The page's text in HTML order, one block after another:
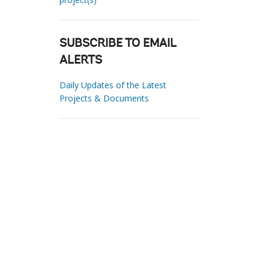
SUBSCRIBE TO EMAIL
ALERTS
Daily Updates of the Latest
Projects & Documents